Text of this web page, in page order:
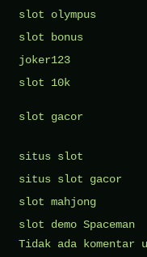
slot olympus
slot bonus
joker123
slot 10k
slot gacor
situs slot
situs slot gacor
slot mahjong
slot demo Spaceman
Tidak ada komentar